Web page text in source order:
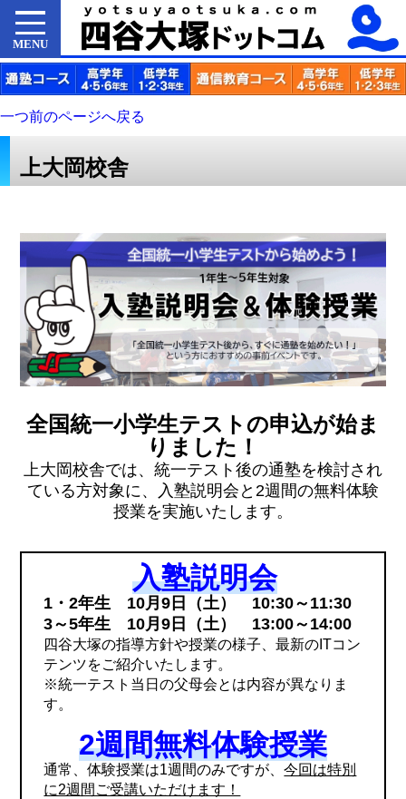
MENU
一つ前のページへ戻る
上大岡校舎
全国統一小学生テストの申込が始ま
りました！
上大岡校舎では、統一テスト後の通塾を検討され
ている方対象に、
入塾説明会と2週間の無料体験
授業を実施いたします。
入塾説明会
1・2年生 10月9日（土） 10:30～11:30
3～5年生 10月9日（土） 13:00～14:00
四谷大塚の指導方針や授業の様子、最新のITコン
テンツをご紹介いたします。
※統一テスト当日の父母会とは内容が異なりま
す。
2週間無料体験授業
通常、体験授業は1週間のみですが、今回は特別
に2週間ご受講いただけます！